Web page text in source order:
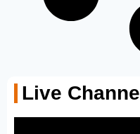
Live Channel